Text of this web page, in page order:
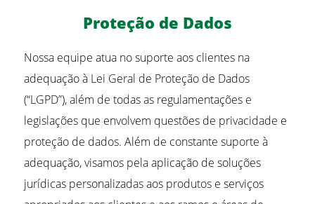
Proteção de Dados
Nossa equipe atua no suporte aos clientes na
adequação à Lei Geral de Proteção de Dados
(“LGPD”), além de todas as regulamentações e
legislações que envolvem questões de privacidade e
proteção de dados. Além de constante suporte à
adequação, visamos pela aplicação de soluções
jurídicas personalizadas aos produtos e serviços